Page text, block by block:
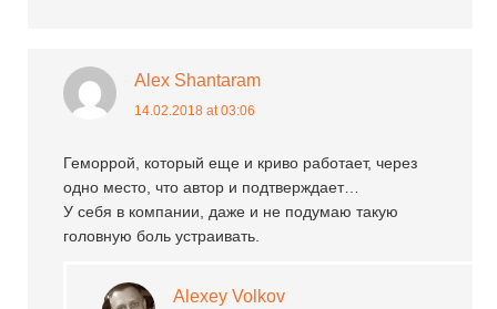
Alex Shantaram
14.02.2018 at 03:06
Геморрой, который еще и криво работает, через
одно место, что автор и подтверждает…
У себя в компании, даже и не подумаю такую
головную боль устраивать.
Alexey Volkov